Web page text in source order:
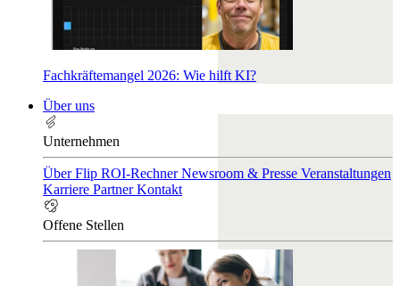
Fachkräftemangel 2026: Wie hilft KI?
Über uns
Unternehmen
Über Flip ROI-RechnerNewsroom & Presse Veranstaltungen
Karriere PartnerKontakt
Offene Stellen